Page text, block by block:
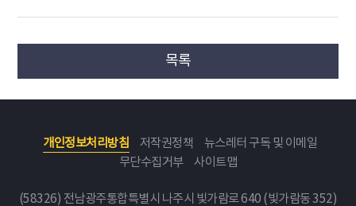
목록
개인정보처리방침 저작권정책
뉴스레터 구독 및 이메일
무단수집거부
사이트맵
(58326) 전남광주통합특별시 나주시 빛가람로 640 (빛가람동 352)